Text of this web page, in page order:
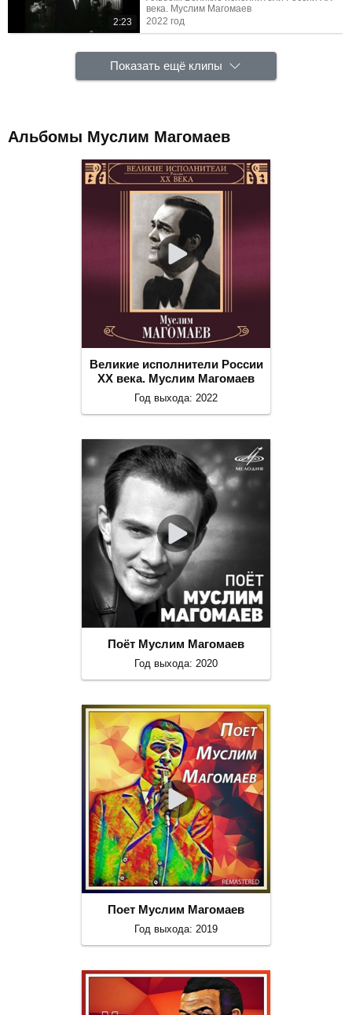
2:23
века. Муслим Магомаев
2022 год
Показать ещё клипы
Альбомы Муслим Магомаев
Великие исполнители России
ХХ века. Муслим Магомаев
Год выхода: 2022
Поёт Муслим Магомаев
Год выхода: 2020
Поет Муслим Магомаев
Год выхода: 2019